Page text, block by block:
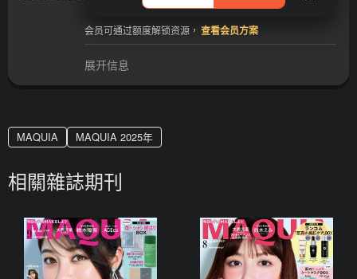
会员可通过额度解锁资源， 查看会员方案
展开信息
MAQUIA MAQUIA 2025年
相關雜誌期刊